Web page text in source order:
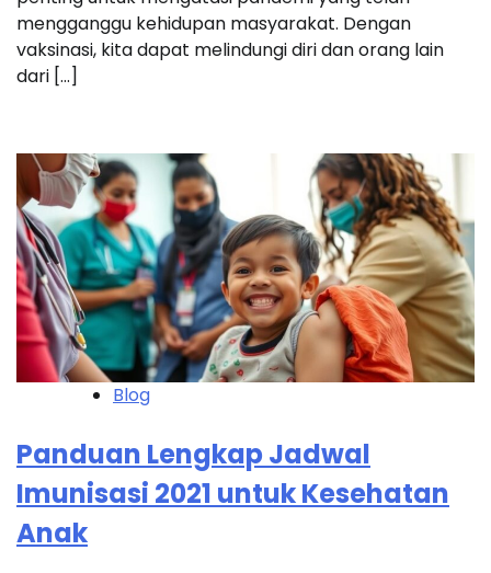
mengganggu kehidupan masyarakat. Dengan
vaksinasi, kita dapat melindungi diri dan orang lain
dari […]
Blog
Panduan Lengkap Jadwal
Imunisasi 2021 untuk Kesehatan
Anak